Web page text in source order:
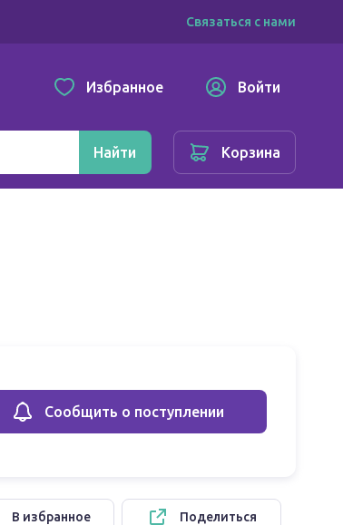
Связаться с нами
Избранное Войти
Найти Корзина
Сообщить о поступлении
В избранное Поделиться